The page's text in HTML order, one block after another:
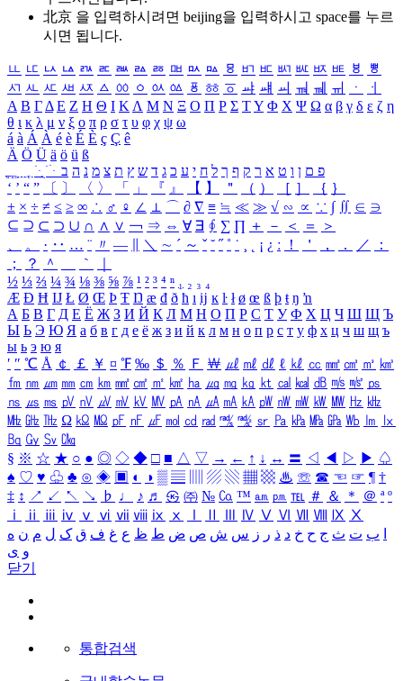
北京 을 입력하시려면 beijing을 입력하시고 space를 누르
시면 됩니다.
ㅥ ㅦ ㅧ ㅨ ㅩ ㅪ ㅫ ㅬ ㅭ ㅮ ㅯ ㅰ ㅱ ㅲ ㅳ ㅴ ㅵ ㅶ ㅷ ㅸ
ㅹ
ㅺ ㅻ ㅼ ㅽ ㅾ ㅿ ㆀ ㆁ ㆂ ㆃ ㆄ ㆅ ㆆ ㆇ ㆈ ㆉ ㆊ ㆋ ㆌ ㆍ
ㆎ
Α Β ΓΔ Ε Ζ Η Θ Ι ΚΛ Μ Ν Ξ Ο Π Ρ Σ ΤΥ Φ Χ Ψ Ω α β γ δ ε ζ η
θ ι κ λ μ ν ξ ο π ρ σ τ υ φ χ ψ ω
á à Á À é è É È ç Ç ê
Ä Ö Ü ä ö ü ß
ִֶֹ ֻּ ׁׂ פ ם ן ו ט א ר ק ף ך ל ח י ע כ ג ד ש ץ ת צ מ נ ה ב
‘ ’ “ ” 〔 〕 〈 〉 「 」 『 』 【 】 ＂ （ ） ［ ］ ｛ ｝
± × ÷ ≠ ≤ ≥ ∞ ∴ ♂ ♀ ∠ ⊥ ⌒ ∂ ∇ ≡ ≒ ≪ ≫ √ ∽ ∝ ∵ ∫ ∬ ∈ ∋
⊆ ⊇ ⊂ ⊃ ∪ ∩ ∧ ∨ ￢ ⇒ ⇔ ∀ ∃ ∮ ∑ ∏ ＋ － ＜ ＝
＞
、
。 · ‥ … ¨ 〃 ― ＼ ∼ ´ ～ ˇ ˘ ˝ ˚ ˙ ¸ ¡ ¿ ː ！ ＇ ， ． ／
：
；
？ ＾ ｀
½ ⅓ ⅔ ¼ ¾ ⅛ ⅜ ⅝ ⅞ ¹ ² ³ ⁴ ⁿ ₁ ₂ ₃ ₄
Æ Ð Ħ Ĳ Ł Ø Œ Þ Ŧ Ŋ æ đ ð ħ ı ĳ ĸ ŀ ł ø œ ß þ ŧ ŋ ŉ
А Б В Г Д Е Ё Ж З И Й К Л М Н О П Р С Т У Ф Х Ц Ч Ш Щ Ъ
Ы Ь Э Ю Я а б в г д е ё ж з и й к л м н о п р с т у ф х ц ч ш щ ъ
ы ь э ю я
′ ″ ℃ Å ￠ ￡ ￥ ¤ ℉ ‰ ＄ ％ Ｆ ￦ ㎕ ㎖ ㎗ ℓ ㎘ ㏄ ㎣ ㎤ ㎥ ㎦
㎙ ㎚ ㎛ ㎜ ㎝ ㎞ ㎟ ㎠ ㎡ ㎢ ㏊ ㎍ ㎎ ㎏ ㏏ ㎈ ㎉ ㏈ ㎧ ㎨ ㎰
㎱ ㎲ ㎳ ㎴ ㎵ ㎶ ㎷ ㎸ ㎹ ㎀ ㎁ ㎂ ㎃ ㎄ ㎺ ㎻ ㎽ ㎾ ㎿ ㎐ ㎑
㎒ ㎓ ㎔ Ω ㏀ ㏁ ㎊ ㎋ ㎌ ㏖ ㏅ ㎭ ㎮ ㎯ ㏛ ㎩ ㎪ ㎫ ㎬ ㏝ ㏐
㏓
㏃ ㏉ ㏜ ㏆
§ ※ ☆ ★ ○ ● ◎ ◇ ◆ □ ■ △ ▽ → ← ↑ ↓ ↔ 〓 ◁ ◀ ▷ ▶ ♤
♠ ♡ ♥ ♧ ♣ ⊙ ◈ ▣ ◐ ◑ ▒ ▤ ▨ ▧ ▦ ▩ ♨ ☏ ☎ ☜ ☞ ¶ †
‡ ↕ ↗ ↙ ↖ ↘ ♭ ♩ ♪ ♬ ㉿ ㈜ № ㏇ ™ ㏂ ㏘ ℡ ＃ ＆ ＊ ＠ ª º
ⅰ
ⅱ ⅲ ⅳ ⅴ ⅵ ⅶ ⅷ ⅸ ⅹ Ⅳ Ⅴ Ⅵ Ⅶ Ⅷ Ⅸ Ⅹ
ب ت ث ج ح خ د ذ ر ز س ش ص ض ط ظ ع غ ف ق ک ل م ن ه
و ی
닫기
통합검색